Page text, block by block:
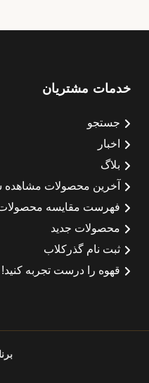
خدمات مشتریان
جستجو
اخبار
بلاگ
آخرین محصولات مشاهده
فهرست مقایسه
محصولات جدید
ثبت نام گذرکلاب
قهوه را درست تجربه کنید!